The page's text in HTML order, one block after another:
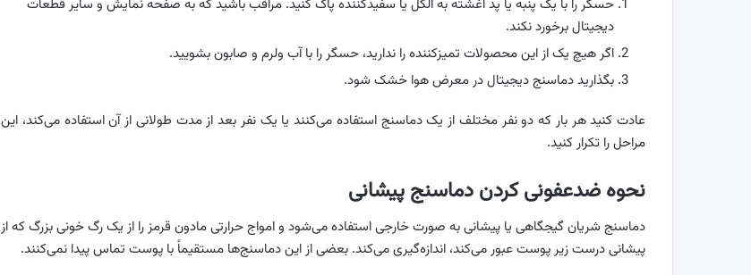
حسگر را با یک پنبه یا پد آغشته به الکل یا سفیدکننده پاک کنید. مراقب باشید که به صفحه نمایش و سایر قطعات
دیجیتال برخورد نکند.
اگر هیچ یک از این محصولات تمیزکننده را ندارید، حسگر را با آب ولرم و صابون بشویید.
بگذارید دماسنج دیجیتال در معرض هوا خشک شود.
عادت کنید هر بار که دو نفر مختلف از یک دماسنج استفاده می‌کنند یا یک نفر بعد از مدت طولانی از آن استفاده می‌کند، این
مراحل را تکرار کنید.
نحوه ضدعفونی کردن دماسنج پیشانی
دماسنج شریان گیجگاهی یا پیشانی به صورت خارجی استفاده می‌شود و امواج حرارتی مادون قرمز را از یک رگ خونی بزرگ که از
پیشانی درست زیر پوست عبور می‌کند، اندازه‌گیری می‌کند. بعضی از این دماسنج‌ها مستقیماً با پوست تماس پیدا نمی‌کنند.